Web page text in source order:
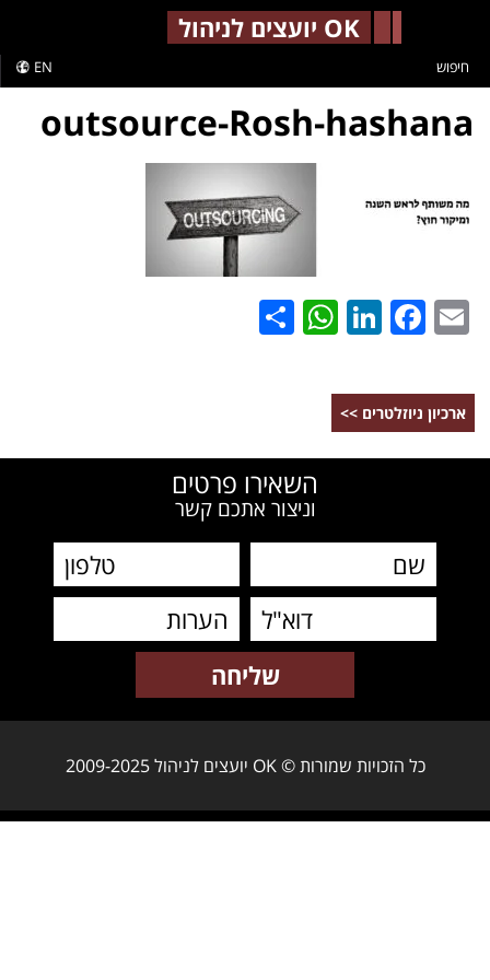
OK יועצים לניהול
EN חיפוש
outsource-Rosh-hashana
Email
Facebook
LinkedIn
WhatsApp
ארכיון ניוזלטרים >>
השאירו פרטים
וניצור אתכם קשר
כל הזכויות שמורות © OK יועצים לניהול 2009-2025